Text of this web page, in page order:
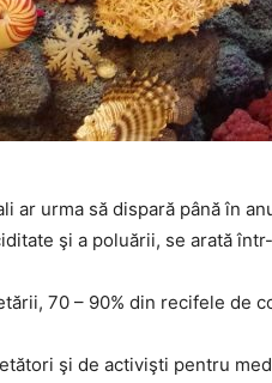
ar urma să dispară până în
şi a poluării, se arată
70 – 90% din recifele de
şi de activişti pentru